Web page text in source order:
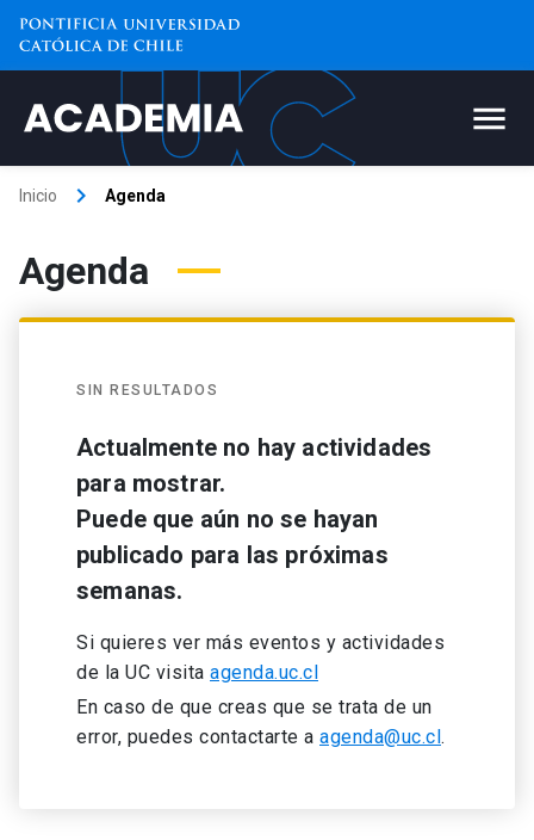
Inicio keyboard_arrow_right Agenda
Agenda
SIN RESULTADOS
Actualmente no hay actividades
para mostrar.
Puede que aún no se hayan
publicado para las próximas
semanas.
Si quieres ver más eventos y actividades
de la UC visita agenda.uc.cl
En caso de que creas que se trata de un
error, puedes contactarte a agenda@uc.cl .